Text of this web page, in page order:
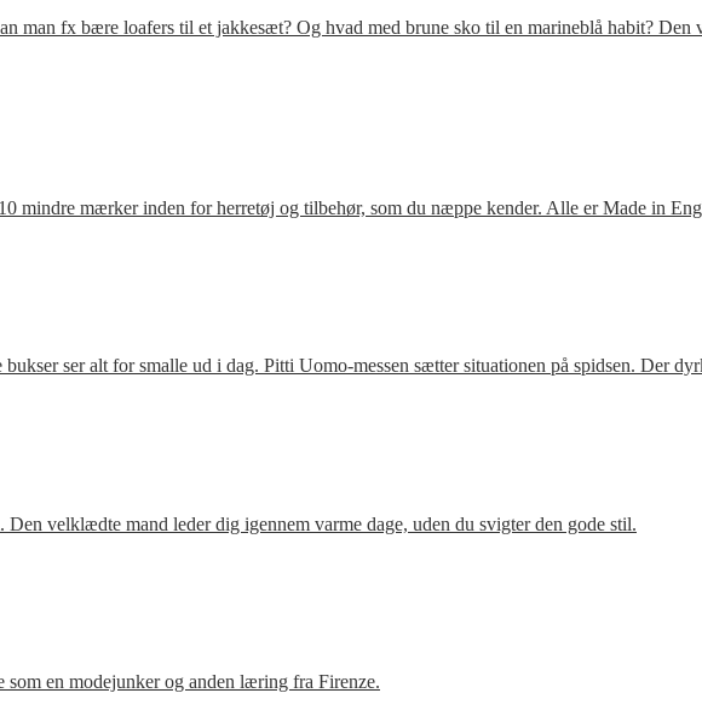
man fx bære loafers til et jakkesæt? Og hvad med brune sko til en marineblå habit?
mindre mærker inden for herretøj og tilbehør, som du næppe kender. Alle er Made in
ser alt for smalle ud i dag. Pitti Uomo-messen sætter situationen på spidsen. Der
velklædte mand leder dig igennem varme dage, uden du svigter den gode stil.
en modejunker og anden læring fra Firenze.